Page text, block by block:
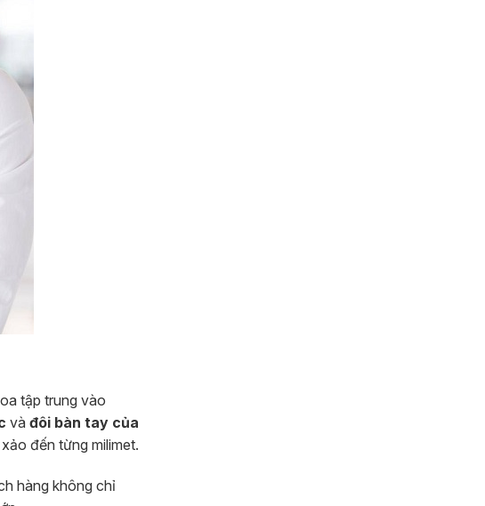
tập trung vào
và đôi bàn tay của
đến từng milimet.
hàng không chỉ